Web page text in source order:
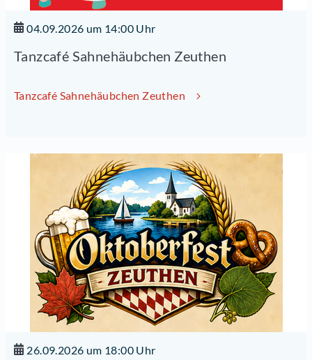
04.09.2026 um 14:00 Uhr
Tanzcafé Sahnehäubchen Zeuthen
Tanzcafé Sahnehäubchen Zeuthen
26.09.2026 um 18:00 Uhr